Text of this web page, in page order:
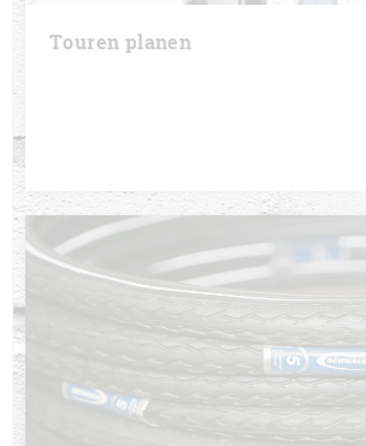
Touren planen